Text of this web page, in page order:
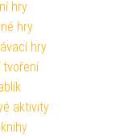
hry
hry
hry
tvoření
aktivity